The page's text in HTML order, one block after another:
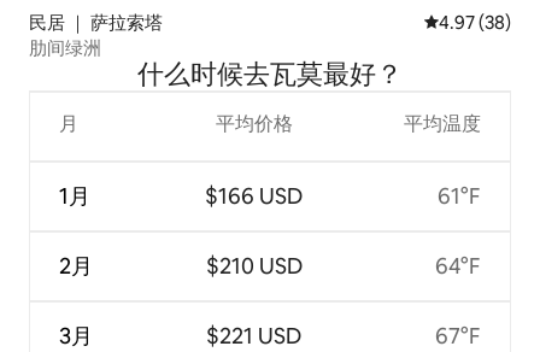
民居 ｜ 萨拉索塔 平均评分
4.97 (38)
肋间绿洲
什么时候去瓦莫最好？
月
1月
2月
3月
平均价格
$166 USD
$210 USD
$221 USD
平均温度
61°F
64°F
67°F